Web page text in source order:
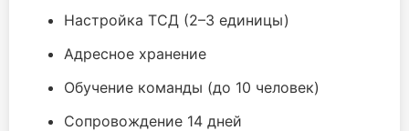
Настройка ТСД (2–3 единицы)
Адресное хранение
Обучение команды (до 10 человек)
Сопровождение 14 дней